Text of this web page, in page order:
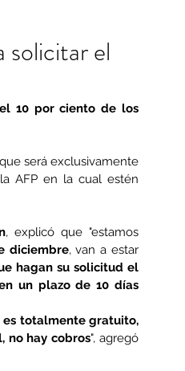
solicitar el
10 por ciento de los
AFP en la cual estén
, explicó que "estamos
diciembre, van a estar
hagan su solicitud el
un plazo de 10 días
es totalmente gratuito,
no hay cobros", agregó